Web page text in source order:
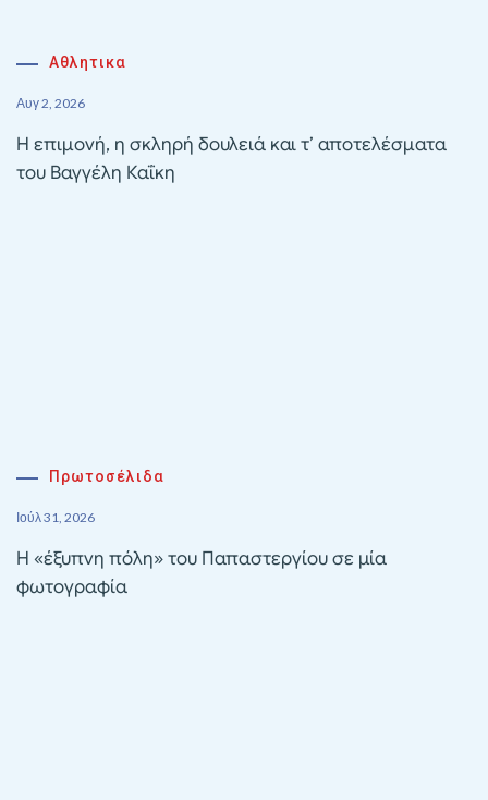
Αθλητικα
Αυγ 2, 2026
Η επιμονή, η σκληρή δουλειά και τ’ αποτελέσματα
του Βαγγέλη Καΐκη
Πρωτοσέλιδα
Ιούλ 31, 2026
Η «έξυπνη πόλη» του Παπαστεργίου σε μία
φωτογραφία